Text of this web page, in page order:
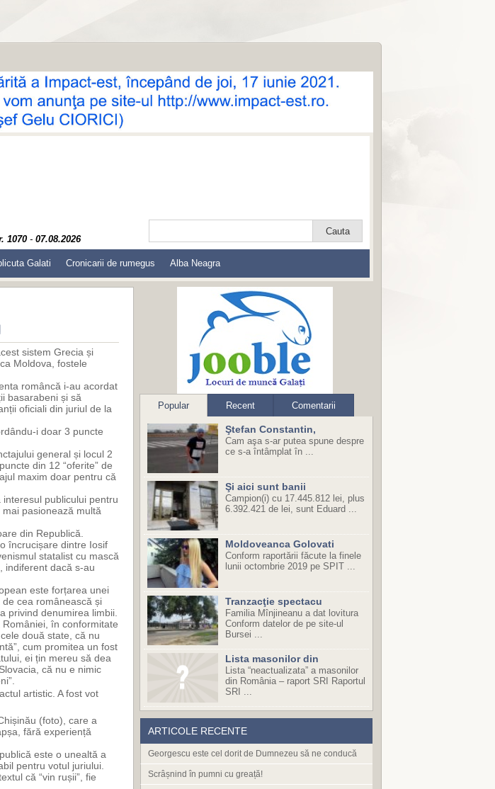
1070 - 07.08.2026
Galati Cronicarii de rumegus Alba Neagra
sistem Grecia și
Moldova, fostele
româncă i-au acordat
basarabeni și să
oficiali din juriul de la
i doar 3 puncte
general și locul 2
din 12 “oferite” de
maxim doar pentru că
publicului pentru
pasionează multă
din Republică.
încrucișare dintre Iosif
statalist cu mască
indiferent dacă s-au
este forțarea unei
de cea românească și
privind denumirea limbii.
în conformitate
două state, că nu
cum promitea un fost
ei țin mereu să dea
că nu e nimic
artistic. A fost vot
(foto), care a
fără experiență
este o unealtă a
pentru votul juriului.
că “vin rușii”, fie
Popular Recent Comentarii
Ştefan Constantin,
Cam aşa s-ar putea spune despre
ce s-a întâmplat în ...
Şi aici sunt banii
Campion(i) cu 17.445.812 lei, plus
6.392.421 de lei, sunt Eduard ...
Moldoveanca Golovati
Conform raportării făcute la finele
lunii octombrie 2019 pe SPIT ...
Tranzacţie spectacu
Familia Mînjineanu a dat lovitura
Conform datelor de pe site-ul
Bursei ...
Lista masonilor din
Lista “neactualizata” a masonilor
din România – raport SRI Raportul
SRI ...
ARTICOLE RECENTE
Georgescu este cel dorit de Dumnezeu să ne conducă
Scrâșnind în pumni cu greață!